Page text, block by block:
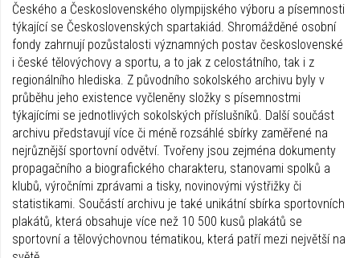
Českého a Československého olympijského výboru a písemnosti
týkající se Československých spartakiád. Shromážděné osobní
fondy zahrnují pozůstalosti významných postav československé
i české tělovýchovy a sportu, a to jak z celostátního, tak i z
regionálního hlediska. Z původního sokolského archivu byly v
průběhu jeho existence vyčleněny složky s písemnostmi
týkajícími se jednotlivých sokolských příslušníků. Další součást
archivu představují více či méně rozsáhlé sbírky zaměřené na
nejrůznější sportovní odvětví. Tvořeny jsou zejména dokumenty
propagačního a biografického charakteru, stanovami spolků a
klubů, výročními zprávami a tisky, novinovými výstřižky či
statistikami. Součástí archivu je také unikátní sbírka sportovních
plakátů, která obsahuje více než 10 500 kusů plakátů se
sportovní a tělovýchovnou tématikou, která patří mezi největší na